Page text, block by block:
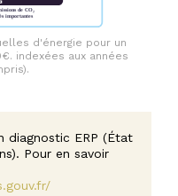
d'énergie pour un
indexées aux années
diagnostic ERP (État
Pour en savoir